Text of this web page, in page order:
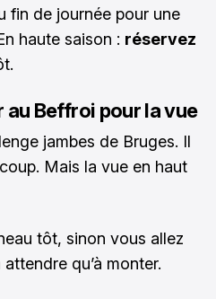
fin de journée pour une
haute saison : réservez
au Beffroi pour la vue
jambes de Bruges. Il
Mais la vue en haut
tôt, sinon vous allez
qu’à monter.